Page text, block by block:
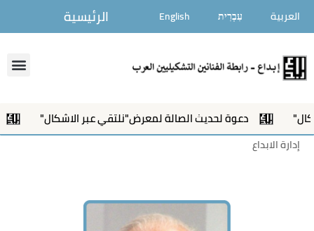
المحتوى
العربية עִבְרִית English الرئيسية
دعوة لحديث الصالة لمعرض"نلتقي عبر الاشكال"
إدارة الابداع